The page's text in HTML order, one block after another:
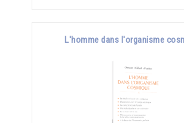
L'homme dans l'organisme